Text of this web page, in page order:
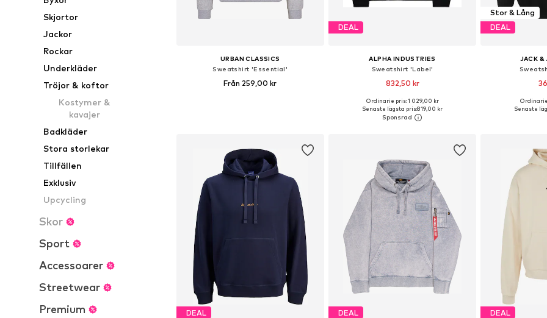
Skjortor
Jackor
Rockar
Underkläder
Tröjor & koftor
Kostymer &
kavajer
Badkläder
Stora storlekar
Tillfällen
Exklusiv
Upcycling
Skor
Sport
Accessoarer
Streetwear
Premium
URBAN CLASSICS
Sweatshirt 'Essential'
Från 259,00 kr
DEAL
ALPHA INDUSTRIES
Sweatshirt 'Label'
832,50 kr
Lägg till i varukorgen
Ordinarie pris: 1 029,00 kr
Senaste lägsta pris:819,00 kr
Stor & Lång
DEAL
JACK &
Tillgänglig
Senaste
DEAL DEAL DEAL